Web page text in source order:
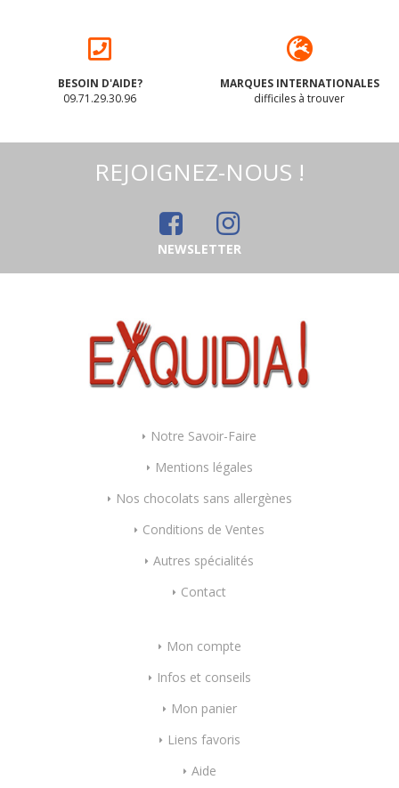
BESOIN D'AIDE?
09.71.29.30.96
MARQUES INTERNATIONALES
difficiles à trouver
REJOIGNEZ-NOUS !
NEWSLETTER
Notre Savoir-Faire
Mentions légales
Nos chocolats sans allergènes
Conditions de Ventes
Autres spécialités
Contact
Mon compte
Infos et conseils
Mon panier
Liens favoris
Aide